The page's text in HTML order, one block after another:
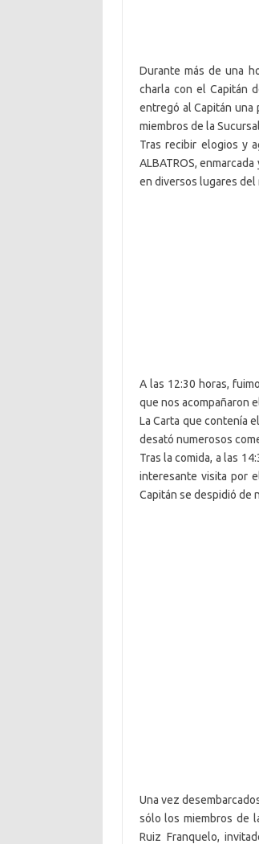
Durante más de una
charla con el Capitán
entregó al Capitán una
miembros de la
Tras recibir elogios y
ALBATROS,
en diversos lugares del
A las 12:30 horas,
que nos acompañaron
La Carta que contenía
desató numerosos
Tras la comida, a las
interesante visita por
Capitán se despidió de
Una vez
sólo los miembros de
Ruiz Franquelo,